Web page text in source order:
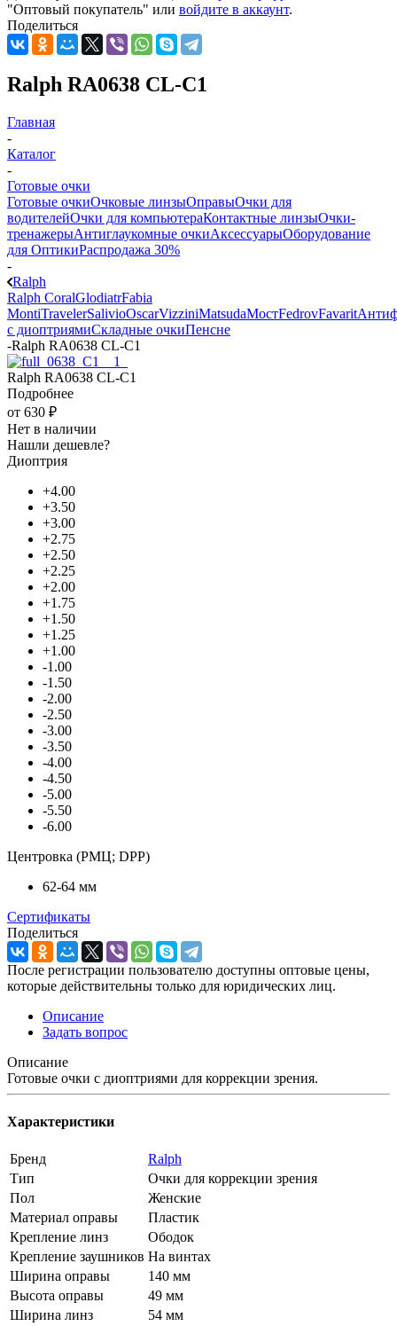
"Оптовый покупатель" или войдите в аккаунт.
Поделиться
Ralph RA0638 CL-C1
Главная
-
Каталог
-
Готовые очки
Готовые очкиОчковые линзыОправыОчки для
водителейОчки для компьютераКонтактные линзыОчки-
тренажерыАнтиглаукомные очкиАксессуарыОборудование
для ОптикиРаспродажа 30%
-
Ralph
Ralph CoralGlodiatrFabia
MontiTravelerSalivioOscarVizziniMatsudaМостFedrovFavarit
с диоптриямиСкладные очкиПенсне
-Ralph RA0638 CL-C1
Ralph RA0638 CL-C1
Подробнее
от 630 ₽
Нет в наличии
Нашли дешевле?
Диоптрия
+4.00
+3.50
+3.00
+2.75
+2.50
+2.25
+2.00
+1.75
+1.50
+1.25
+1.00
-1.00
-1.50
-2.00
-2.50
-3.00
-3.50
-4.00
-4.50
-5.00
-5.50
-6.00
Центровка (РМЦ; DPP)
62-64 мм
Сертификаты
Поделиться
После регистрации пользователю доступны оптовые цены,
которые действительны только для юридических лиц.
Описание
Задать вопрос
Описание
Готовые очки с диоптриями для коррекции зрения.
Характеристики
Бренд
Ralph
Тип
Очки для коррекции зрения
Пол
Женские
Материал оправы
Пластик
Крепление линз
Ободок
Крепление заушников На винтах
Ширина оправы
140 мм
Высота оправы
49 мм
Ширина линз
54 мм